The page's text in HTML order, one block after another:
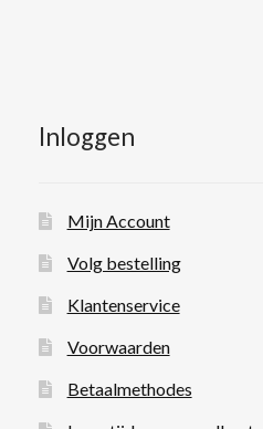
Inloggen
Mijn Account
Volg bestelling
Klantenservice
Voorwaarden
Betaalmethodes